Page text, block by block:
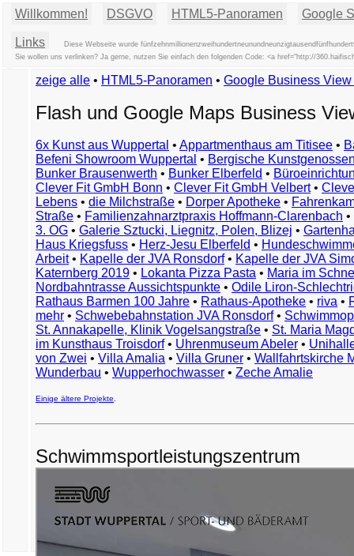
Willkommen! DSGVO HTML5-Panoramen Google
Links
Diese Webseite wurde
Sie wollen uns verlinken? Ja gerne, nutzen Sie einfach den folgenden Code: <a href="http://
zeige alle • HTML5-Panoramen • Google Business
Flash und Google Maps Business
6x Kunst aus Wuppertal • Appartmenthaus am Titisee •
Befeni Showroom Wuppertal • Bergische
Bunker Brausenwerth • Bunker Elberfeld •
Clever Fit GmbH Bonn • Clever Fit GmbH Velbert•
Lebens • die Milchstraße • Dorper Apotheke •
Straße • Familienzahnarztpraxis Hoffmann-Clarenbach •
3. OG • Galerie Sztucki, Liegnitz, Polen, Blizej •
Haus Kriegsfuss • Herz-Jesu Elberfeld •
Arbeit• Kapelle der JVA Ronsdorf• Kapelle der JVA
Katernberg 2019 • Lokanta Pizza Pasta • Maria im
Nordbahntrasse Aussichtspunkte • Odile Liron-
Rathaus Barmen 100 Jahre • Rathaus-Apotheke • riva •
mehr • Schwebebahnstation JVA Ronsdorf•
St. Annakapelle, Klinik Vogelsangstraße • St. Maria
im Kunsthaus Troisdorf• Uhrenmuseum Abeler •
von Zwei • Villa Amalia • Villa Gruner • Wallfahrtskirche
Wunderbau • Wupperhochwasser • Zeche Amalie
Einige ältere Projekte
Schwimmsportleistungszentrum